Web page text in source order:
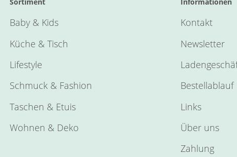
Baby & Kids
Küche & Tisch
Lifestyle
Schmuck & Fashion
Taschen & Etuis
Wohnen & Deko
Kontakt
Newsletter
Bestellablauf
Links
Über uns
Zahlung